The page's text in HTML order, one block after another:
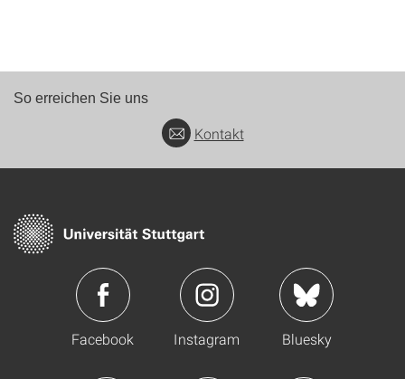
So erreichen Sie uns
Kontakt
Facebook Instagram Bluesky